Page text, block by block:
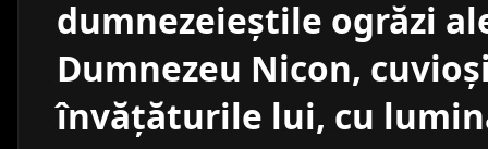
dumnezeieştile ogrăzi
Dumnezeu Nicon,
învăţăturile lui, cu